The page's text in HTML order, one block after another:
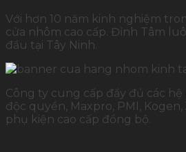
Với hơn 10 năm kinh nghiệm
cửa nhôm cao cấp. Đỉnh Tâm
đầu tại Tây Ninh.
Công ty cung cấp đầy đủ các
độc quyền, Maxpro, PMI,
phụ kiện cao cấp đồng bộ.